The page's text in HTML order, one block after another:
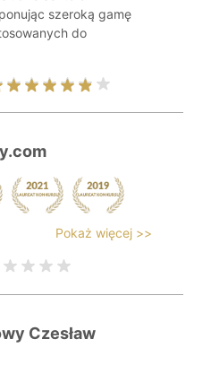
szeroką gamę
do
Pokaż więcej >>
Czesław